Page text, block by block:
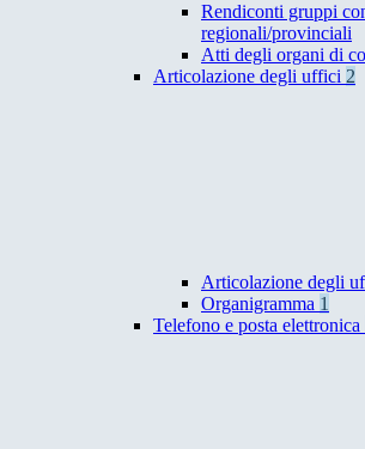
Rendiconti gruppi
regionali/provinciali
Atti degli organi di
Articolazione degli uffici 2
Articolazione degli
Organigramma 1
Telefono e posta elettronica